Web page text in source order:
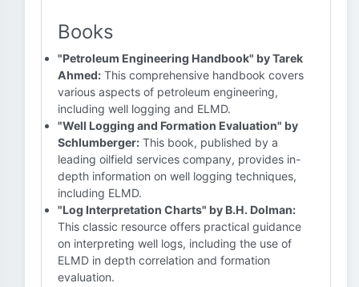
Books
"Petroleum Engineering Handbook" by Tarek
Ahmed: This comprehensive handbook covers
various aspects of petroleum engineering,
including well logging and ELMD.
"Well Logging and Formation Evaluation" by
Schlumberger: This book, published by a
leading oilfield services company, provides in-
depth information on well logging techniques,
including ELMD.
"Log Interpretation Charts" by B.H. Dolman:
This classic resource offers practical guidance
on interpreting well logs, including the use of
ELMD in depth correlation and formation
evaluation.